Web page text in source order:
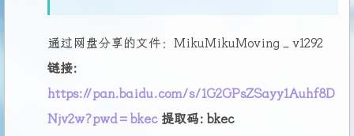
通过网盘分享的文件：MikuMikuMoving_v1292
链接:
https://pan.baidu.com/s/1G2GPsZSayy1Auhf8D
Njv2w?pwd=bkec提取码: bkec